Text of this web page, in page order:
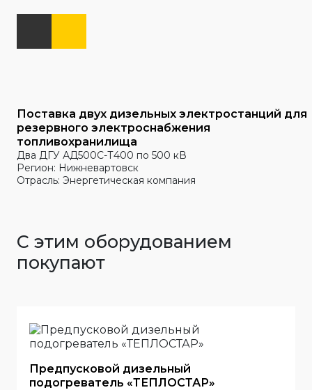
Поставка двух дизельных электростанций для
резервного электроснабжения
топливохранилища
Два ДГУ АД500С-Т400 по 500 кВ
Регион: Нижневартовск
Отрасль: Энергетическая компания
С этим оборудованием
покупают
Предпусковой дизельный
подогреватель «ТЕПЛОСТАР»